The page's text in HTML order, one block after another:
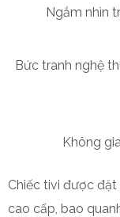
Ngắm nhìn
Bức tranh nghệ
Không
Chiếc tivi được
cao cấp, bao